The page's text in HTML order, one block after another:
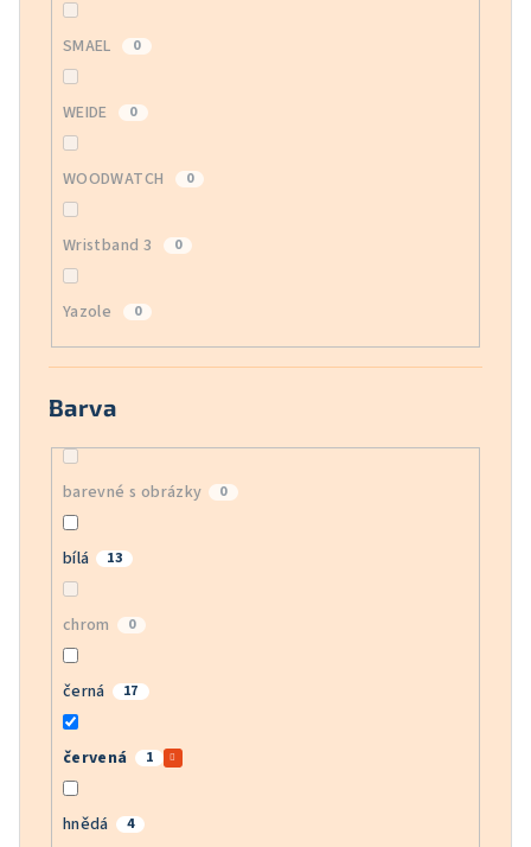
SMAEL 0
WEIDE 0
WOODWATCH 0
Wristband 3 0
Yazole 0
Barva
barevné s obrázky 0
bílá 13
chrom 0
černá 17
červená 1
hnědá 4